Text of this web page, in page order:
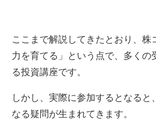
ここまで解説してきたとおり、株
力を育てる」という点で、多くの
る投資講座です。
しかし、実際に参加するとなると
なる疑問が生まれてきます。